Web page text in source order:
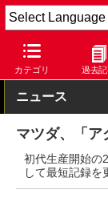
カテゴリ 過去
Car Watch 自動車
ニュース
マツダ、「ア
初代生産開始の
して最短記録を